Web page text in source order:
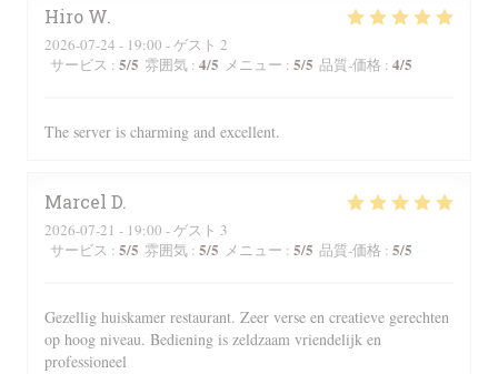
Hiro W
2026-07-24 - 19:00 - ゲスト 2
サービス : 5/5 雰囲気 : 4/5 メニュー : 5/5 品質-価格 : 4/5
The server is charming and excellent.
Marcel D
2026-07-21 - 19:00 - ゲスト 3
サービス : 5/5 雰囲気 : 5/5 メニュー : 5/5 品質-価格 : 5/5
Gezellig huiskamer restaurant. Zeer verse en creatieve gerechten
op hoog niveau. Bediening is zeldzaam vriendelijk en
professioneel